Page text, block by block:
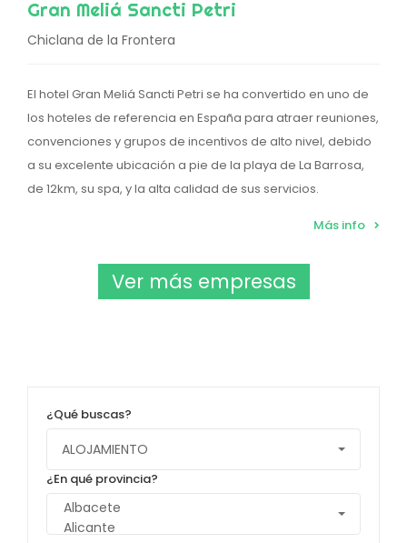
Gran Meliá Sancti Petri
Chiclana de la Frontera
El hotel Gran Meliá Sancti Petri se ha convertido en uno de
los hoteles de referencia en España para atraer reuniones,
convenciones y grupos de incentivos de alto nivel, debido
a su excelente ubicación a pie de la playa de La Barrosa,
de 12km, su spa, y la alta calidad de sus servicios.
Más info
Ver más empresas
¿Qué buscas?
¿En qué provincia?